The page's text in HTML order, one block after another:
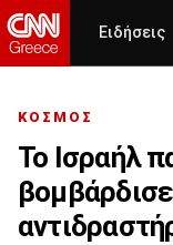
Ειδήσεις
ΚΟΣΜΟΣ
Το Ισραήλ